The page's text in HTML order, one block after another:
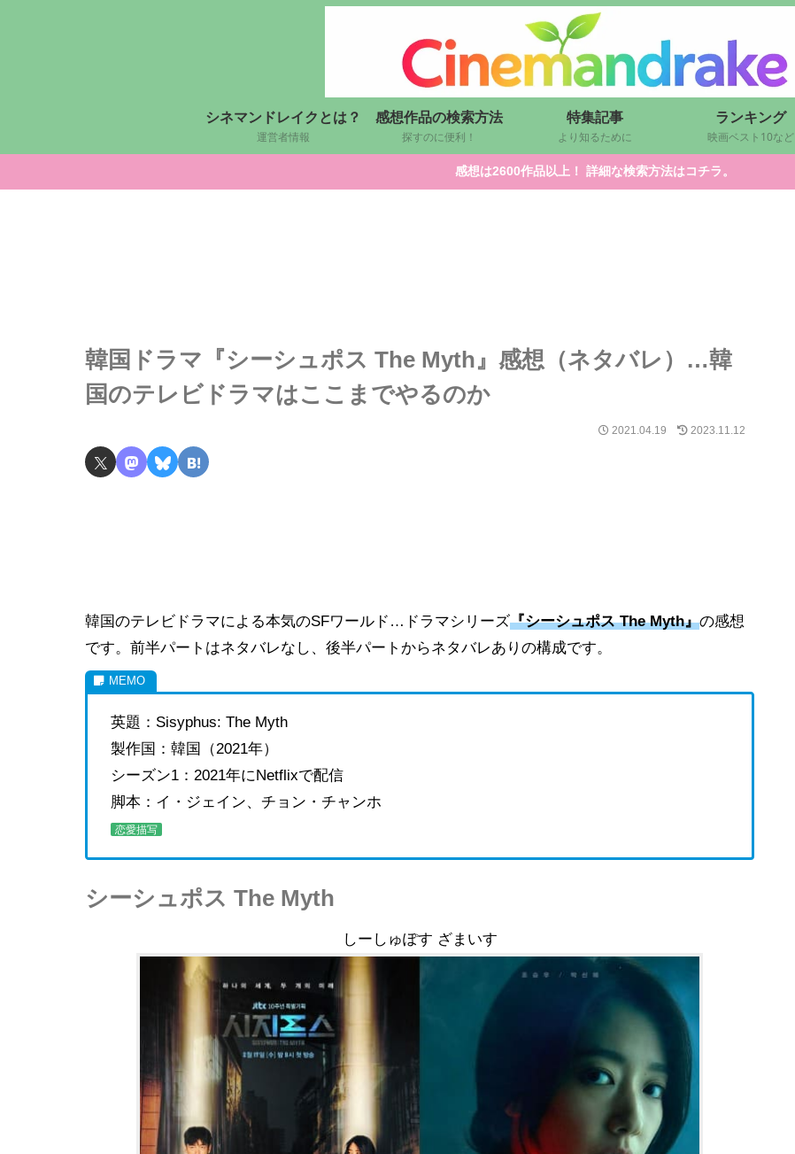
シネマンドレイクとは？
運営者情報
感想作品の検索方法
探すのに便利！
特集記事
より知るために
ランキング
映画ベスト10など
感想は2600作品以上！ 詳細な検索方法はコチラ。
韓国ドラマ『シーシュポス The Myth』感想（ネタバレ）…韓
国のテレビドラマはここまでやるのか
2021.04.19 2023.11.12
韓国のテレビドラマによる本気のSFワールド…ドラマシリーズ『シーシュポス The Myth』の感想
です。前半パートはネタバレなし、後半パートからネタバレありの構成です。
英題：Sisyphus: The Myth
製作国：韓国（2021年）
シーズン1：2021年にNetflixで配信
脚本：イ・ジェイン、チョン・チャンホ
恋愛描写
シーシュポス The Myth
しーしゅぽす ざまいす